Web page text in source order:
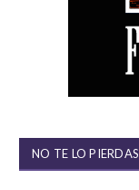
NO TE LO PIERDAS